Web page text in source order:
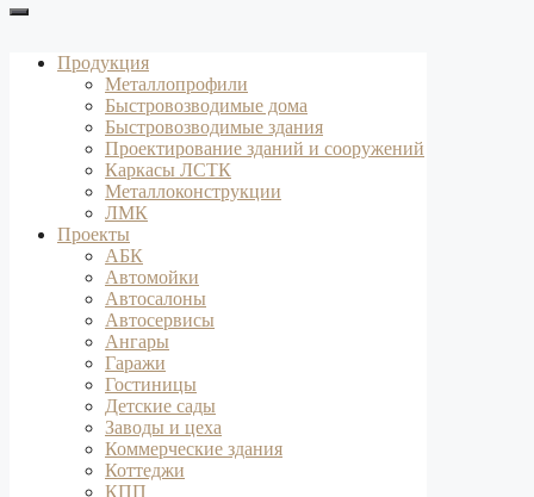
Продукция
Металлопрофили
Быстровозводимые дома
Быстровозводимые здания
Проектирование зданий и сооружений
Каркасы ЛСТК
Металлоконструкции
ЛМК
Проекты
АБК
Автомойки
Автосалоны
Автосервисы
Ангары
Гаражи
Гостиницы
Детские сады
Заводы и цеха
Коммерческие здания
Коттеджи
КПП